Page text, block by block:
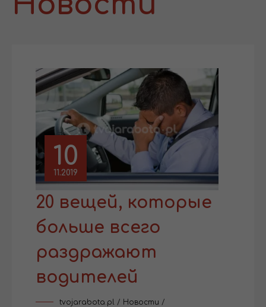
10
11.2019
20 вещей, которые
больше всего
раздражают
водителей
tvojarabota.pl / Новости /